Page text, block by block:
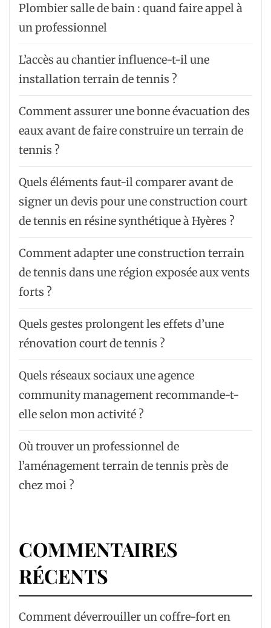
Plombier salle de bain : quand faire appel à
un professionnel
L’accès au chantier influence-t-il une
installation terrain de tennis ?
Comment assurer une bonne évacuation des
eaux avant de faire construire un terrain de
tennis ?
Quels éléments faut-il comparer avant de
signer un devis pour une construction court
de tennis en résine synthétique à Hyères ?
Comment adapter une construction terrain
de tennis dans une région exposée aux vents
forts ?
Quels gestes prolongent les effets d’une
rénovation court de tennis ?
Quels réseaux sociaux une agence
community management recommande-t-
elle selon mon activité ?
Où trouver un professionnel de
l’aménagement terrain de tennis près de
chez moi ?
COMMENTAIRES
RÉCENTS
Comment déverrouiller un coffre-fort en